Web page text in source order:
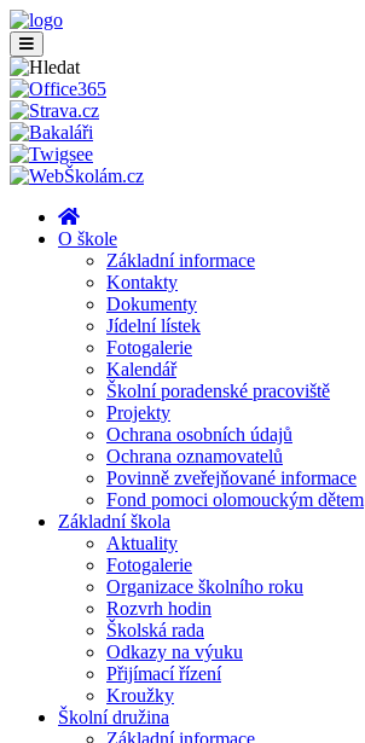
O škole
Základní informace
Kontakty
Dokumenty
Jídelní lístek
Fotogalerie
Kalendář
Školní poradenské pracoviště
Projekty
Ochrana osobních údajů
Ochrana oznamovatelů
Povinně zveřejňované informace
Fond pomoci olomouckým dětem
Základní škola
Aktuality
Fotogalerie
Organizace školního roku
Rozvrh hodin
Školská rada
Odkazy na výuku
Přijímací řízení
Kroužky
Školní družina
Základní informace